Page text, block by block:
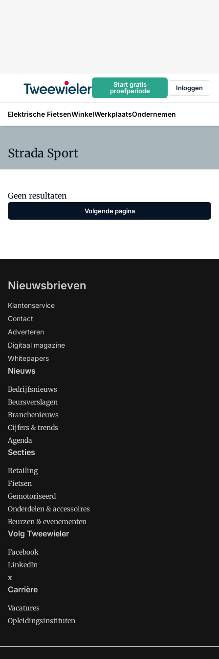
Start gratis
proefperiode
Inloggen
Elektrische FietsenWinkelWerkplaatsOndernemen
Strada Sport
Geen resultaten
Volgende pagina
Nieuwsbrieven
Klantenservice
Contact
Adverteren
Digitaal magazine
Whitepapers
Nieuws
Bedrijfsnieuws
Beursverslagen
Branchenieuws
Cijfers & trends
Agenda
Secties
Retailing
Fietsen
Gemotoriseerd
Onderdelen & accessoires
Beurzen & evenementen
Volg Tweewieler
Facebook
LinkedIn
x
Carrière
Vacatures
Opleidingsinstituten